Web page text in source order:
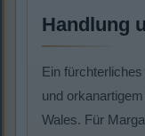
Handlung
Ein
und
Wales. Für